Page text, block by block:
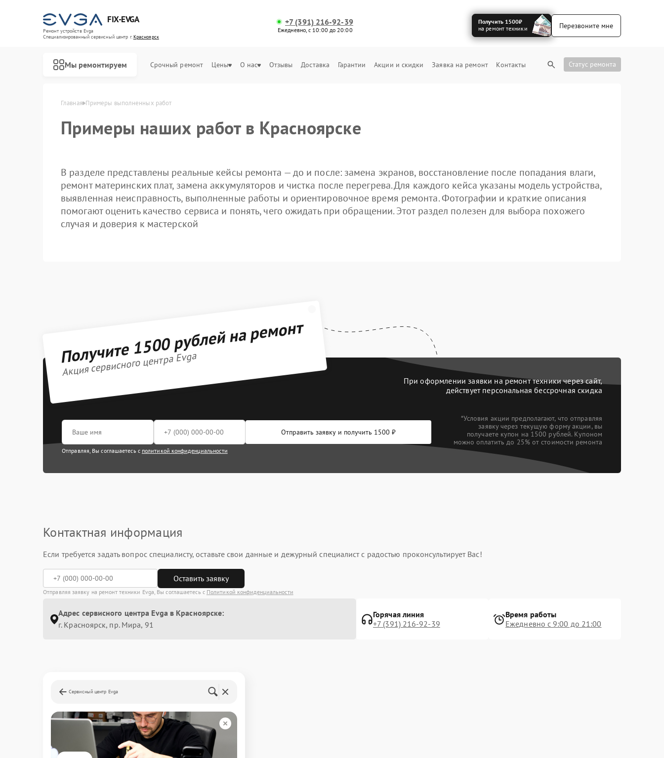
FIX-EVGA
Ремонт устройств Evga
Специализированный cервисный центр г.Красноярск
+7 (391) 216-92-39
Ежедневно, с 10:00 до 20:00
Получить 1500₽
на ремонт техники
Перезвоните мне
Мы ремонтируем Срочный ремонт Цены О нас Отзывы Доставка Гарантии Акции и скидки Заявка на ремонт Контакты Статус ремонта
Главная Примеры выполненных работ
Примеры наших работ в Красноярске
В разделе представлены реальные кейсы ремонта — до и после: замена экранов, восстановление после попадания влаги,
ремонт материнских плат, замена аккумуляторов и чистка после перегрева. Для каждого кейса указаны модель устройства,
выявленная неисправность, выполненные работы и ориентировочное время ремонта. Фотографии и краткие описания
помогают оценить качество сервиса и понять, чего ожидать при обращении. Этот раздел полезен для выбора похожего
случая и доверия к мастерской
Получите 1500 рублей на ремонт
Акция сервисного центра Evga
При оформлении заявки на ремонт техники через сайт,
действует персональная бессрочная скидка
Отправить заявку и получить 1500 ₽
Отправляя, Вы соглашаетесь с политикой конфиденциальности
*Условия акции предполагают, что отправляя
заявку через текущую форму акции, вы
получаете купон на 1500 рублей. Купоном
можно оплатить до 25% от стоимости ремонта
Контактная информация
Если требуется задать вопрос специалисту, оставьте свои данные и дежурный специалист с радостью проконсультирует Вас!
Оставить заявку
Отправляя заявку на ремонт техники Evga, Вы соглашаетесь с Политикой конфиденциальности
Адрес сервисного центра Evga в Красноярске:
г. Красноярск, ​пр. Мира, 91
Горячая линия
+7 (391) 216-92-39
Время работы
Ежедневно с 9:00 до 21:00
Сервисный центр Evga